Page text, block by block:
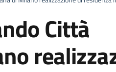
Città